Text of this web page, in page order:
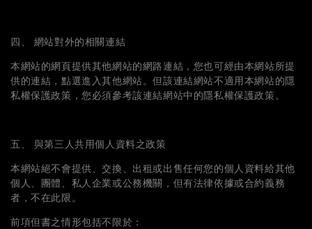
四、 網站對外的相關連結
本網站的網頁提供其他網站的網路連結，您也可經由本網站所提
供的連結，點選進入其他網站。但該連結網站不適用本網站的隱
私權保護政策，您必須參考該連結網站中的隱私權保護政策。
五、 與第三人共用個人資料之政策
本網站絕不會提供、交換、出租或出售任何您的個人資料給其他
個人、團體、私人企業或公務機關，但有法律依據或合約義務
者，不在此限。
前項但書之情形包括不限於：